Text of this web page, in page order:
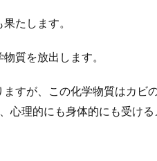
たします。
質を放出します。
すが、この化学物質はカビ
心理的にも身体的にも受け